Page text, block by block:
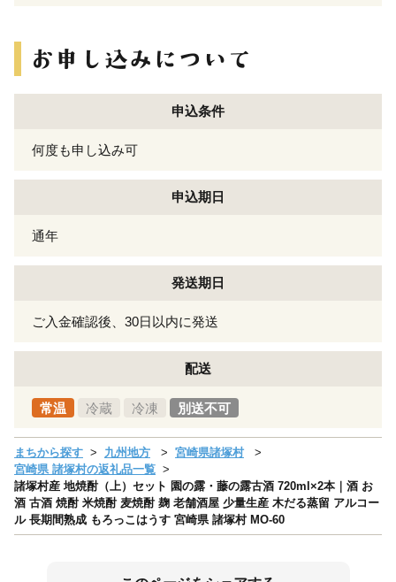
申込条件
何度も申し込み可
申込期日
通年
発送期日
ご入金確認後、30日以内に発送
配送
常温 冷蔵 冷凍 別送不可
まちから探す 九州地方
宮崎県諸塚村
宮崎県 諸塚村の返礼品一覧
諸塚村産 地焼酎（上）セット 園の露・藤の露古酒 720ml×2本｜酒 お
酒 古酒 焼酎 米焼酎 麦焼酎 麹 老舗酒屋 少量生産 木だる蒸留 アルコー
ル 長期間熟成 もろっこはうす 宮崎県 諸塚村 MO-60